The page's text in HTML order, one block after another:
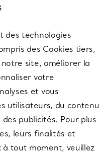
des technologies
des Cookies tiers,
notre site, améliorer la
votre
et vous
utilisateurs, du contenu
publicités. Pour plus
leurs finalités et
à tout moment, veuillez